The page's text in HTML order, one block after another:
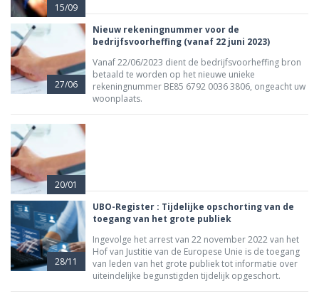
15/09
27/06
Nieuw rekeningnummer voor de
bedrijfsvoorheffing (vanaf 22 juni 2023)
Vanaf 22/06/2023 dient de bedrijfsvoorheffing bron
betaald te worden op het nieuwe unieke
rekeningnummer BE85 6792 0036 3806, ongeacht uw
woonplaats.
20/01
28/11
UBO-Register : Tijdelijke opschorting van de
toegang van het grote publiek
Ingevolge het arrest van 22 november 2022 van het
Hof van Justitie van de Europese Unie is de toegang
van leden van het grote publiek tot informatie over
uiteindelijke begunstigden tijdelijk opgeschort.